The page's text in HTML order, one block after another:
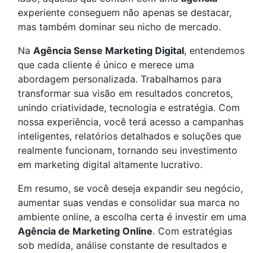
experiente conseguem não apenas se destacar,
mas também dominar seu nicho de mercado.
Na Agência Sense Marketing Digital, entendemos
que cada cliente é único e merece uma
abordagem personalizada. Trabalhamos para
transformar sua visão em resultados concretos,
unindo criatividade, tecnologia e estratégia. Com
nossa experiência, você terá acesso a campanhas
inteligentes, relatórios detalhados e soluções que
realmente funcionam, tornando seu investimento
em marketing digital altamente lucrativo.
Em resumo, se você deseja expandir seu negócio,
aumentar suas vendas e consolidar sua marca no
ambiente online, a escolha certa é investir em uma
Agência de Marketing Online. Com estratégias
sob medida, análise constante de resultados e